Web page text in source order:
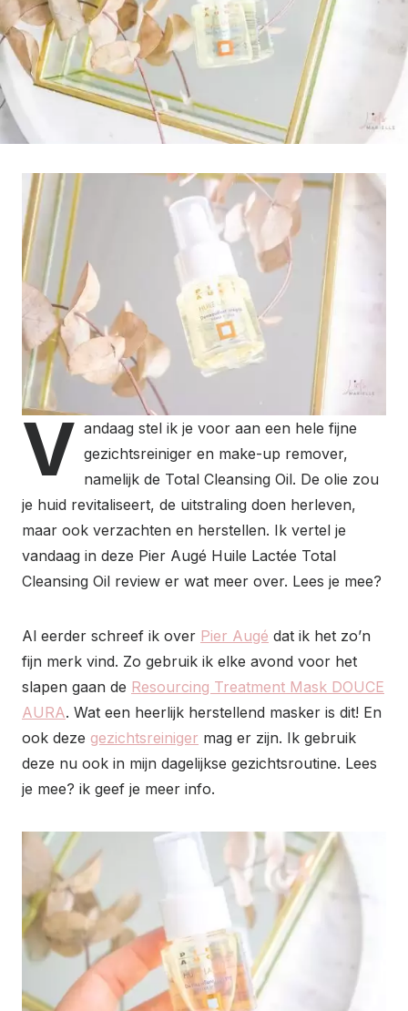
V andaag stel ik je voor aan een hele fijne
gezichtsreiniger en make-up remover,
namelijk de Total Cleansing Oil. De olie zou
je huid revitaliseert, de uitstraling doen herleven,
maar ook verzachten en herstellen. Ik vertel je
vandaag in deze Pier Augé Huile Lactée Total
Cleansing Oil review er wat meer over. Lees je mee?
Al eerder schreef ik over Pier Augé dat ik het zo’n
fijn merk vind. Zo gebruik ik elke avond voor het
slapen gaan de Resourcing Treatment Mask DOUCE
AURA. Wat een heerlijk herstellend masker is dit! En
ook deze gezichtsreiniger mag er zijn. Ik gebruik
deze nu ook in mijn dagelijkse gezichtsroutine. Lees
je mee? ik geef je meer info.